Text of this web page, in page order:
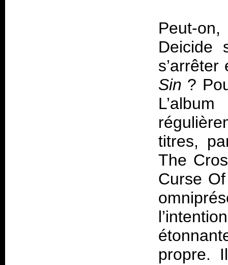
Peut-
Deicide
Sin ?
titres,
The
Curse
propre.